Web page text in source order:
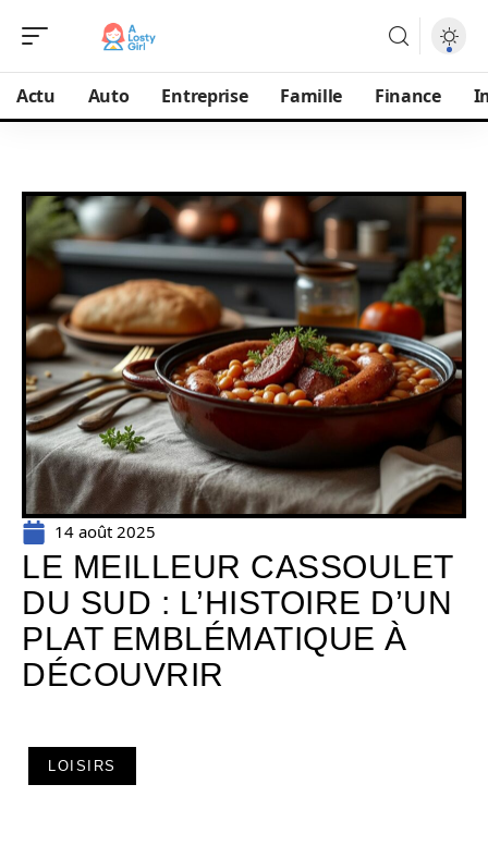
Actu Auto Entreprise Famille Finance
14 août 2025
LE MEILLEUR CASSOULET
DU SUD : L’HISTOIRE D’UN
PLAT EMBLÉMATIQUE À
DÉCOUVRIR
LOISIRS